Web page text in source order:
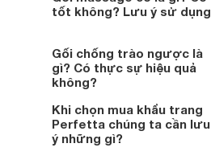
tốt không? Lưu ý sử dụng
Gối chống trào ngược là
gì? Có thực sự hiệu quả
không?
Khi chọn mua khẩu trang
Perfetta chúng ta cần lưu
ý những gì?